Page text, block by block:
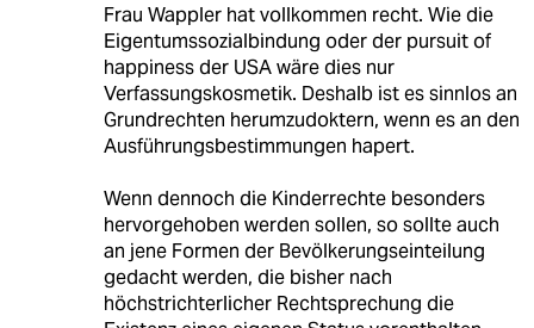
Frau Wappler hat vollkommen recht. Wie die
Eigentumssozialbindung oder der pursuit of
happiness der USA wäre dies nur
Verfassungskosmetik. Deshalb ist es sinnlos an
Grundrechten herumzudoktern, wenn es an den
Ausführungsbestimmungen hapert.
Wenn dennoch die Kinderrechte besonders
hervorgehoben werden sollen, so sollte auch
an jene Formen der Bevölkerungseinteilung
gedacht werden, die bisher nach
höchstrichterlicher Rechtsprechung die